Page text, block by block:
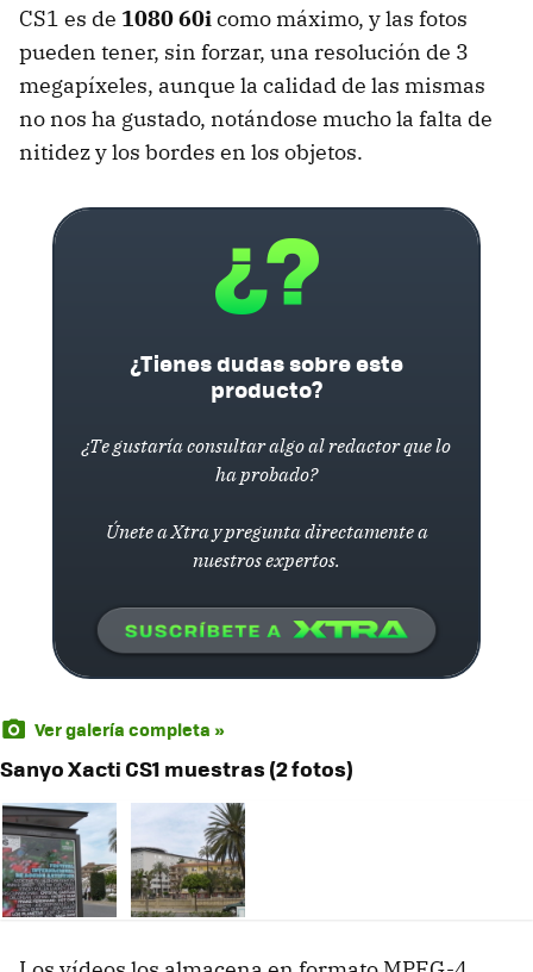
CS1 es de 1080 60icomo máximo, y las fotos
pueden tener, sin forzar, una resolución de 3
megapíxeles, aunque la calidad de las mismas
no nos ha gustado, notándose mucho la falta de
nitidez y los bordes en los objetos.
¿Tienes dudas sobre este
producto?
¿Te gustaría consultar algo al redactor que lo
ha probado?
Únete a Xtra y pregunta directamente a
nuestros expertos.
Ver galería completa »
Sanyo Xacti CS1 muestras (2 fotos)